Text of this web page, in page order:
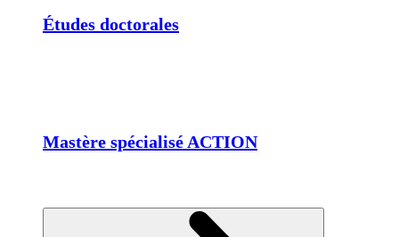
Études doctorales
Mastère spécialisé ACTION